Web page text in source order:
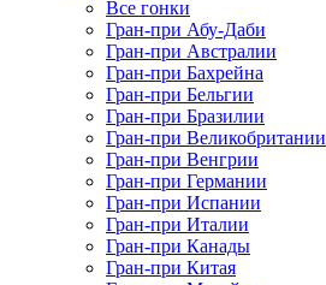
Все гонки
Гран-при Абу-Даби
Гран-при Австралии
Гран-при Бахрейна
Гран-при Бельгии
Гран-при Бразилии
Гран-при Великобритании
Гран-при Венгрии
Гран-при Германии
Гран-при Испании
Гран-при Италии
Гран-при Канады
Гран-при Китая